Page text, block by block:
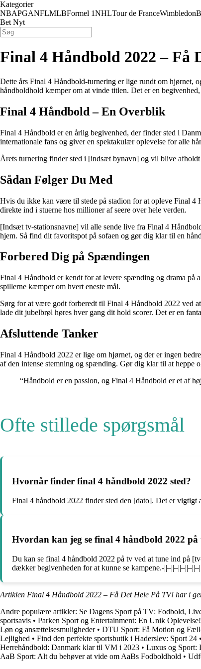
Kategorier
NBAPGANFLMLBFormel 1NHLTour de FranceWimbledon
Bet Nyt
Final 4 Håndbold 2022 – Få
Dette års Final 4 Håndbold-turnering er lige rundt om hjørnet,
håndboldhold kæmper om at vinde titlen. Det er en
Final 4 Håndbold – En Overblik
Final 4 Håndbold er en årlig begivenhed, der finder sted i
internationale fans og giver en spektakulær oplevelse for alle
Årets turnering finder sted i [indsæt bynavn] og vil blive
Sådan Følger Du Med
Hvis du ikke kan være til stede på stadion for at opleve Final
direkte ind i stuerne hos millioner af seere over hele verden.
[Indsæt tv-stationsnavne] vil alle sende live fra Final 4
hjem. Så find dit favoritspot på sofaen og gør dig klar til en
Forbered Dig på Spændingen
Final 4 Håndbold er kendt for at levere spænding og drama på
spillerne kæmper om hvert eneste mål.
Sørg for at være godt forberedt til Final 4 Håndbold 2022 ved
lade dit jubelbrøl høres hver gang dit hold scorer. Det er en
Afsluttende Tanker
Final 4 Håndbold 2022 er lige om hjørnet, og der er ingen
af den intense stemning og spænding. Gør dig klar til at heppe
“Håndbold er en passion, og Final 4 Håndbold er et af
Ofte stillede spørgsmål
Hvornår finder final 4 håndbold 2022 sted?
Final 4 håndbold 2022 finder sted den [dato]. Det er
Hvordan kan jeg se final 4 håndbold 2022 på
Du kan se final 4 håndbold 2022 på tv ved at tune ind på
dækker begivenheden for at kunne se kampene.-
Artiklen Final 4 Håndbold 2022 – Få Det Hele På TV! har i
Andre populære artikler: Se Dagens Sport på TV: Fodbold,
sportsavis • Parken Sport og Entertainment: En Unik Oplevelse!
Løn og ansættelsesmuligheder• DTU Sport: Få Motion og
Lejlighed • Find den perfekte sportsbutik i Haderslev: Sport 24 •
Herrehåndbold: Danmark klar til VM i 2023 • Luxus og Sport:
AaB Sport: Alt du behøver at vide om AaBs Fodboldhold •